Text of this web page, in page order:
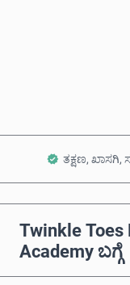
ತಕ್ಷಣ, ಖಾಸಗಿ,
Twinkle Toes
Academy ಬಗ್ಗೆ